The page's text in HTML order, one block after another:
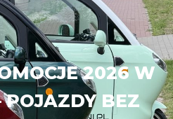
2026 W
POJAZDY BEZ